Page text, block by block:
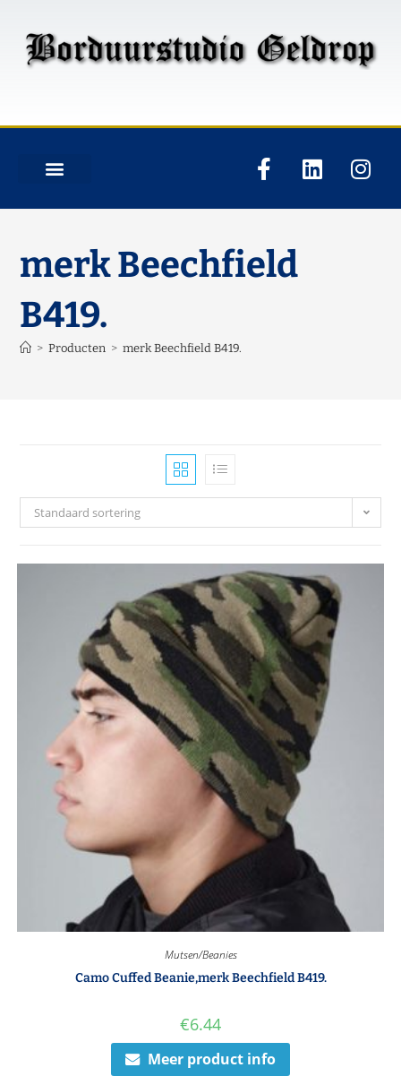
merk Beechfield
B419.
> Producten > merk Beechfield B419.
Standaard sortering
Mutsen/Beanies
Camo Cuffed Beanie,merk Beechfield B419.
€6.44
Meer product info